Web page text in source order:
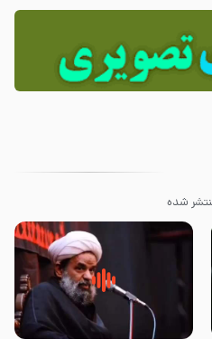
شده
روضه جانسوز پاره های جگر امام
حسن مجتبی علیه السلام-حجت